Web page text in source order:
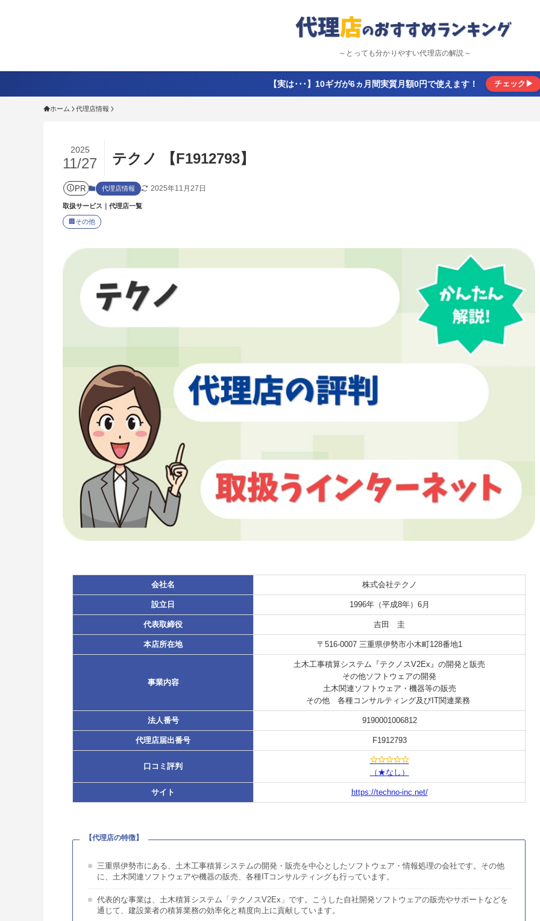
～とっても分かりやすい代理店の解説～
【実は･･･】10ギガが6ヵ月間実質月額0円で使えます！ チェック▶
ホーム 代理店情報
テクノ 【F1912793】
2025
11/27
PR 代理店情報 2025年11月27日
取扱サービス｜代理店一覧
🏢 その他
会社名 株式会社テクノ
設立日 1996年（平成8年）6月
代表取締役 吉田 圭
本店所在地 〒516-0007 三重県伊勢市小木町128番地1
事業内容
土木工事積算システム『テクノスV2Ex』の開発と販売
その他ソフトウェアの開発
土木関連ソフトウェア・機器等の販売
その他 各種コンサルティング及びIT関連業務
法人番号 9190001006812
代理店届出番号 F1912793
口コミ評判
（★なし）
サイト https://techno-inc.net/
【代理店の特徴】
三重県伊勢市にある、土木工事積算システムの開発・販売を中心としたソフトウェア・情報処理の会社です。その他
に、土木関連ソフトウェアや機器の販売、各種ITコンサルティングも行っています。
代表的な事業は、土木積算システム「テクノスV2Ex」です。こうした自社開発ソフトウェアの販売やサポートなどを
通じて、建設業者の積算業務の効率化と精度向上に貢献しています。